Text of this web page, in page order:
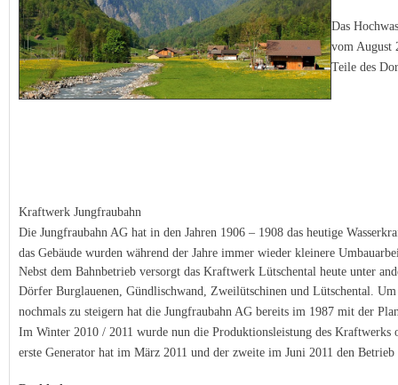
Das
vom August
Teile des
Kraftwerk Jungfraubahn
Die Jungfraubahn AG hat in den Jahren 1906 – 1908 das heutige
das Gebäude wurden während der Jahre immer wieder kleinere
Nebst dem Bahnbetrieb versorgt das Kraftwerk Lütschental heute unter
Dörfer Burglauenen, Gündlischwand, Zweilütschinen und Lütschental.
nochmals zu steigern hat die Jungfraubahn AG bereits im 1987 mit der
Im Winter 2010 / 2011 wurde nun die Produktionsleistung des Kraftwerks
erste Generator hat im März 2011 und der zweite im Juni 2011 den Betrieb